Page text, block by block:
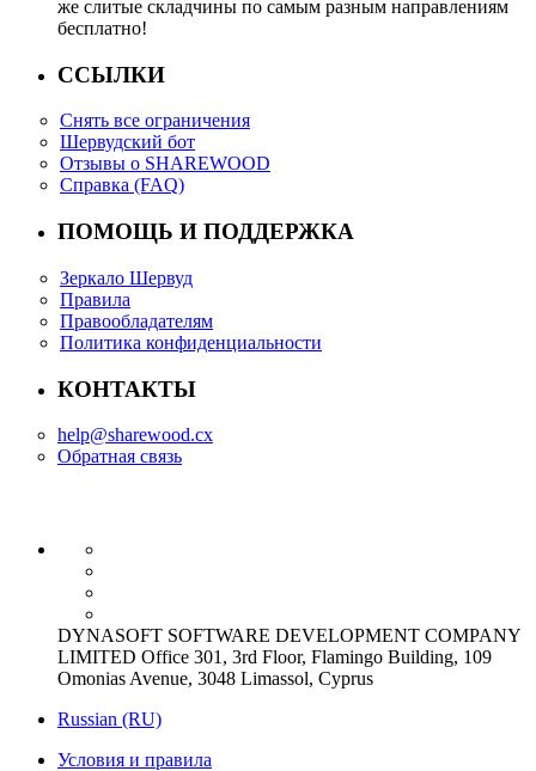
же слитые складчины по самым разным направлениям
бесплатно!
ССЫЛКИ
Снять все ограничения
Шервудский бот
Отзывы о SHAREWOOD
Справка (FAQ)
ПОМОЩЬ И ПОДДЕРЖКА
Зеркало Шервуд
Правила
Правообладателям
Политика конфиденциальности
КОНТАКТЫ
help@sharewood.cx
Обратная связь
DYNASOFT SOFTWARE DEVELOPMENT COMPANY
LIMITED Office 301, 3rd Floor, Flamingo Building, 109
Omonias Avenue, 3048 Limassol, Cyprus
Russian (RU)
Условия и правила